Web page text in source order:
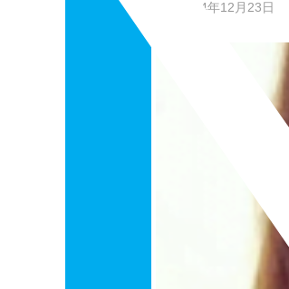
2014年12月23日